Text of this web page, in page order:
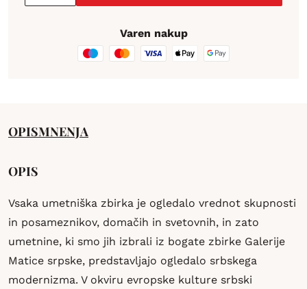
Varen nakup
OPISMNENJA
OPIS
Vsaka umetniška zbirka je ogledalo vrednot skupnosti
in posameznikov, domačih in svetovnih, in zato
umetnine, ki smo jih izbrali iz bogate zbirke Galerije
Matice srpske, predstavljajo ogledalo srbskega
modernizma. V okviru evropske kulture srbski